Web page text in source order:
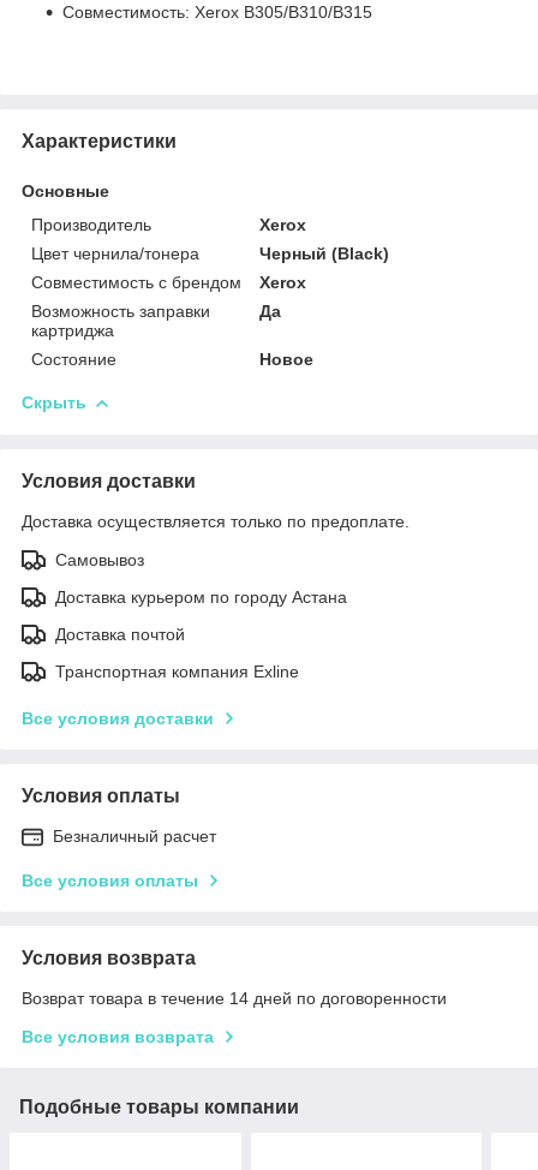
Совместимость: Xerox B305/B310/B315
Характеристики
Основные
Производитель
Xerox
Цвет чернила/тонера
Черный (Black)
Совместимость с брендом
Xerox
Возможность заправки
картриджа
Да
Состояние Новое
Скрыть
Условия доставки
Доставка осуществляется только по предоплате.
Самовывоз
Доставка курьером по городу Астана
Доставка почтой
Транспортная компания Exline
Все условия доставки
Условия оплаты
Безналичный расчет
Все условия оплаты
Условия возврата
Возврат товара в течение 14 дней по договоренности
Все условия возврата
Подобные товары компании